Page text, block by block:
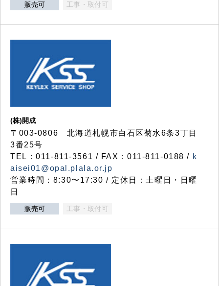
販売可 工事・取付可
(株)開成
〒003-0806 北海道札幌市白石区菊水6条3丁目
3番25号
TEL：011-811-3561 / FAX：011-811-0188 / k
aisei01@opal.plala.or.jp
営業時間：8:30〜17:30 / 定休日：土曜日・日曜
日
販売可 工事・取付可